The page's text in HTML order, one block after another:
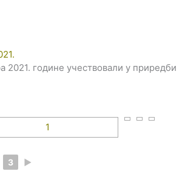
године учествовали у приредби
3 ►